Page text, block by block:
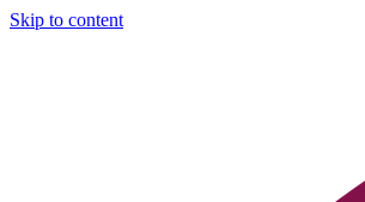
Skip to content